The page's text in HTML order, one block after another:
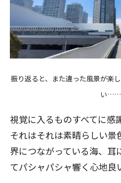
振り返ると、また違った風景が
い……
視覚に入るものすべてに感
それはそれは素晴らしい景
界につながっている海、耳
てパシャパシャ響く心地良